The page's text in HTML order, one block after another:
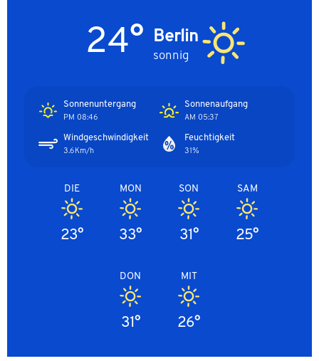
Berlin
sonnig
24°
Sonnenaufgang
05:37 AM
Sonnenuntergang
08:46 PM
Feuchtigkeit
31%
Windgeschwindigkeit
3.6Km/h
SAM
25°
SON
31°
MON
33°
DIE
23°
MIT
26°
DON
31°